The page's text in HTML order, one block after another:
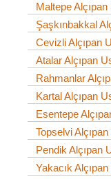
Maltepe Alçıpan
Şaşkınbakkal
Cevizli Alçıpan
Atalar Alçıpan
Rahmanlar
Kartal Alçıpan
Esentepe
Topselvi Alçıpan
Pendik Alçıpan
Yakacık Alçıpan